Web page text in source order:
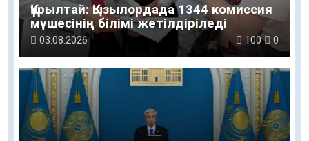
Құрылтай: Қызылордада 1344 комиссия
мүшесінің білімі жетілдіріледі
03.08.2026 100 0